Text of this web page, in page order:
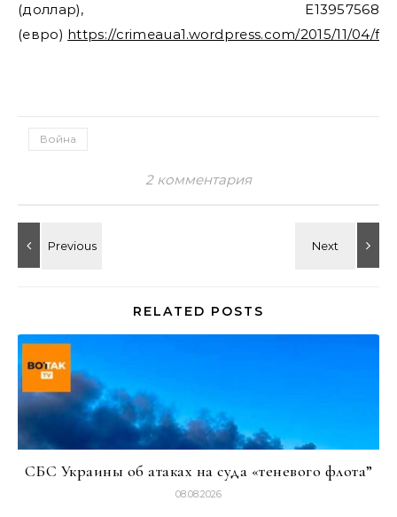
(доллар), E13957568
(евро) https://crimeaua1.wordpress.com/2015/11/04/
Война
2 комментария
RELATED POSTS
СБС Украины об атаках на суда «теневого флота”
08.08.2026